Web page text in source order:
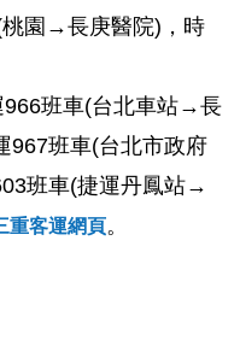
園→長庚醫院)，時
966班車(台北車站→長
967班車(台北市政府
班車(捷運丹鳳站→
重客運網頁。